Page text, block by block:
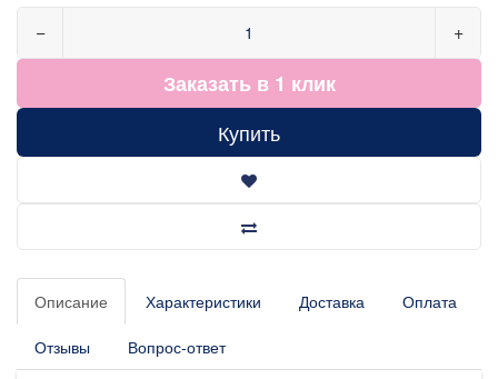
− +
Заказать в 1 клик
Купить
Описание Характеристики Доставка Оплата
Отзывы Вопрос-ответ